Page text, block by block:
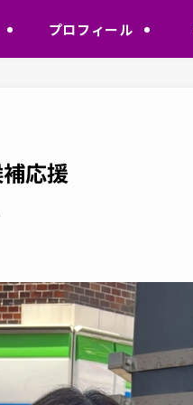
プロフィール
応援